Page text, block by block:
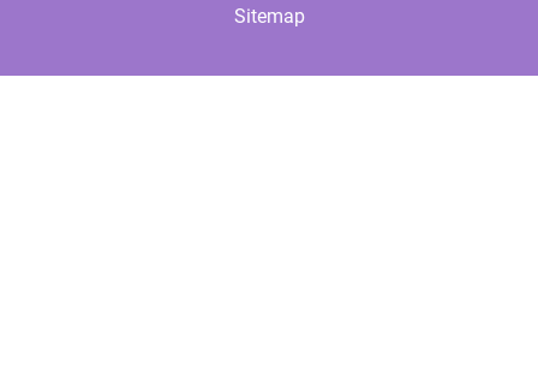
Sitemap